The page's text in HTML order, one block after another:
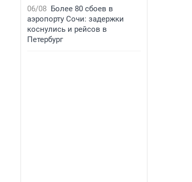
06/08 Более 80 сбоев в
аэропорту Сочи: задержки
коснулись и рейсов в
Петербург